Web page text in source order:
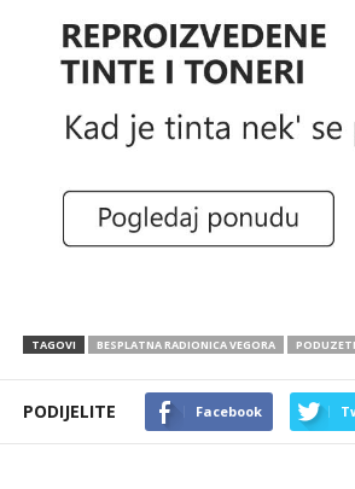
TAGOVI BESPLATNA RADIONICA VEGORA
PODIJELITE Facebook